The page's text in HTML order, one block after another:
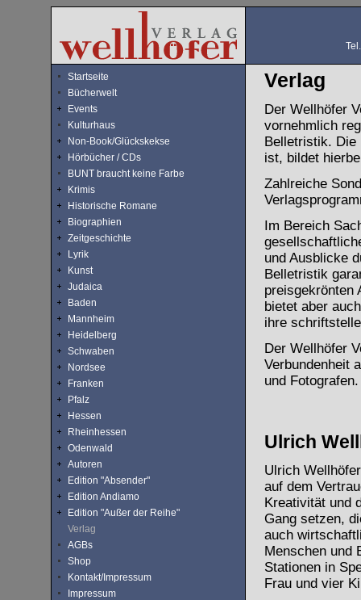
Startseite
Bücherwelt
Events
Kulturhaus
Non-Book/Glückskekse
Hörbücher / CDs
BUNT braucht keine Farbe
Krimis
Historische Romane
Biographien
Zeitgeschichte
Lyrik
Kunst
Judaica
Baden
Mannheim
Heidelberg
Schwaben
Nordsee
Franken
Pfalz
Hessen
Rheinhessen
Odenwald
Autoren
Edition "Absender"
Edition Andiamo
Edition "Außer der Reihe"
Verlag
AGBs
Shop
Kontakt/Impressum
Impressum
Verlag
Der Wellhöfer
vornehmlich
Belletristik. Die
ist, bildet
Zahlreiche
Im Bereich
und Ausblicke
Belletristik
preisgekrönten
bietet aber
ihre
Der Wellhöfer
Verbundenheit
und Fotografen.
Ulrich
Ulrich
auf dem
Kreativität und
Gang setzen,
auch
Menschen und
Stationen in
Frau und vier